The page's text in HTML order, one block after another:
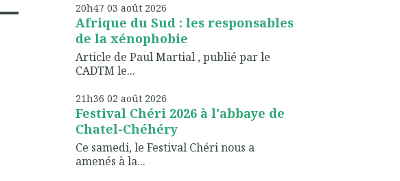
20h47 03 août 2026
Afrique du Sud : les responsables
de la xénophobie
Article de Paul Martial , publié par le
CADTM le...
21h36 02 août 2026
Festival Chéri 2026 à l'abbaye de
Chatel-Chéhéry
Ce samedi, le Festival Chéri nous a
amenés à la...